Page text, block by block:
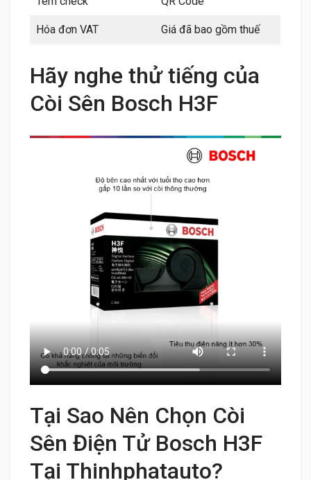
Hóa đơn VAT Giá đã bao gồm thuế
Hãy nghe thử tiếng của
Còi Sên Bosch H3F
Tại Sao Nên Chọn Còi
Sên Điện Tử Bosch H3F
Tại Thinhphatauto?